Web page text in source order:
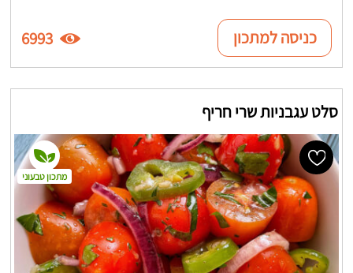
כניסה למתכון 6993
סלט עגבניות שרי חריף
מתכון טבעוני